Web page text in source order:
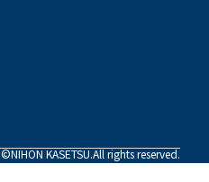
©NIHON KASETSU.All rights reserved.